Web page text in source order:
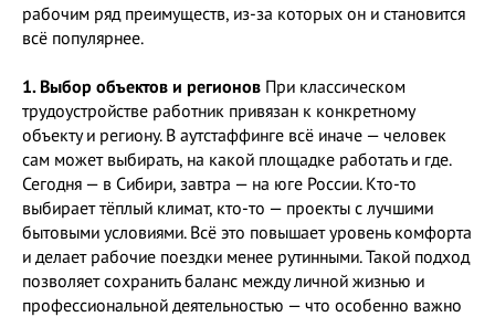
рабочим ряд преимуществ, из-за которых он и становится
всё популярнее.
1. Выбор объектов и регионов При классическом
трудоустройстве работник привязан к конкретному
объекту и региону. В аутстаффинге всё иначе — человек
сам может выбирать, на какой площадке работать и где.
Сегодня — в Сибири, завтра — на юге России. Кто-то
выбирает тёплый климат, кто-то — проекты с лучшими
бытовыми условиями. Всё это повышает уровень комфорта
и делает рабочие поездки менее рутинными. Такой подход
позволяет сохранить баланс между личной жизнью и
профессиональной деятельностью — что особенно важно